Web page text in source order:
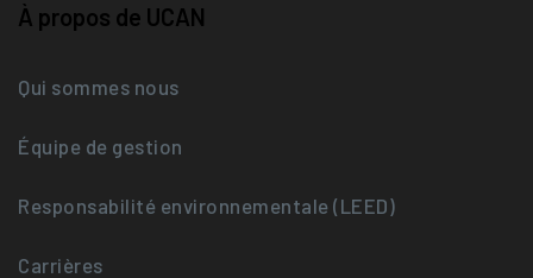
À propos de UCAN
Qui sommes nous
Équipe de gestion
Responsabilité environnementale (LEED)
Carrières